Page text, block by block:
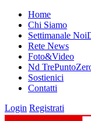
Home
Chi Siamo
Settimanale
Rete News
Foto&Video
Nd
Sostienici
Contatti
Login Registrati